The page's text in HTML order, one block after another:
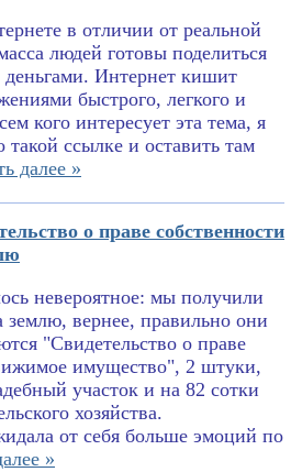
в отличии от реальной
людей готовы поделиться
Интернет кишит
быстрого, легкого и
кого интересует эта тема, я
ссылке и оставить там
далее »
о праве собственности
невероятное: мы получили
землю, вернее, правильно они
"Свидетельство о праве
имущество", 2 штуки,
участок и на 82 сотки
хозяйства.
от себя больше эмоций по
»